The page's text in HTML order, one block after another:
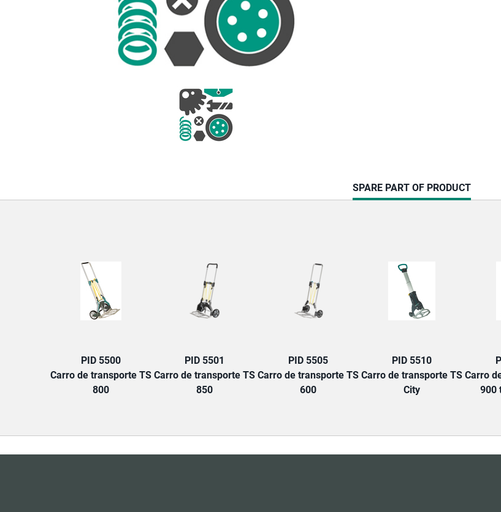
CURRENT
TAB:
SPARE PART OF PRODUCT
PID 5500
Carro de transporte TS
800
PID 5501
Carro de transporte TS
850
PID 5505
Carro de transporte TS
600
PID 5510
Carro de transporte TS
City
Carro
900